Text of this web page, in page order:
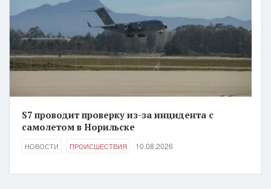
S7 проводит проверку из-за инцидента с
самолетом в Норильске
НОВОСТИ ПРОИСШЕСТВИЯ 10.08.2026